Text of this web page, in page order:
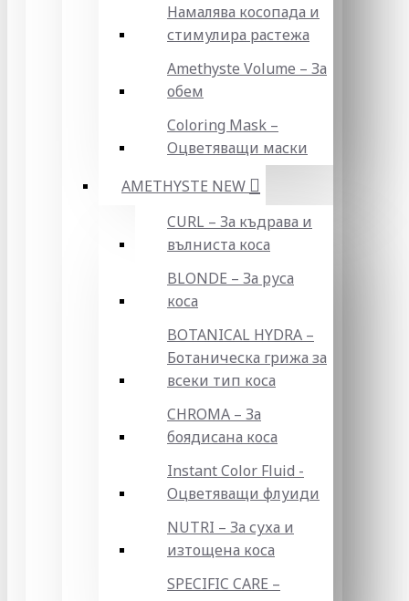
Намалява косопада и
стимулира растежа
Amethyste Volume – За
обем
Coloring Mask –
Оцветяващи маски
AMETHYSTE NEW
CURL – За къдрава и
вълниста коса
BLONDE – За руса
коса
BOTANICAL HYDRA –
Ботаническа грижа за
всеки тип коса
CHROMA – За
боядисана коса
Instant Color Fluid -
Оцветяващи флуиди
NUTRI – За суха и
изтощена коса
SPECIFIC CARE –